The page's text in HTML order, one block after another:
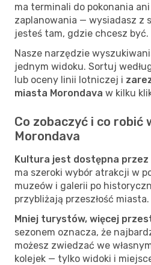
ma terminali do pokonania
zaplanowania — wysiadasz z
jesteś tam, gdzie chcesz być.
Nasze narzędzie
jednym widoku. Sortuj
lub oceny linii lotniczej i
miasta Morondava w kilku
Co zobaczyć i co robić
Morondava
Kultura jest dostępna przez
ma szeroki wybór atrakcji w
muzeów i galerii po
przybliżają przeszłość miasta.
Mniej turystów, więcej
sezonem oznacza, że
możesz zwiedzać we
kolejek — tylko widoki i